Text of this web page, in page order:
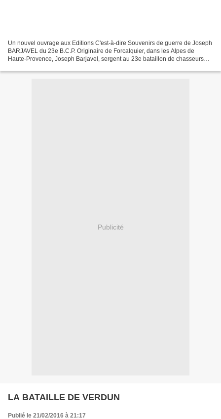
Un nouvel ouvrage aux Editions C'est-à-dire Souvenirs de guerre de Joseph
BARJAVEL du 23e B.C.P. Originaire de Forcalquier, dans les Alpes de
Haute-Provence, Joseph Barjavel, sergent au 23e bataillon de chasseurs
Publicité
LA BATAILLE DE VERDUN
Publié le 21/02/2016 à 21:17